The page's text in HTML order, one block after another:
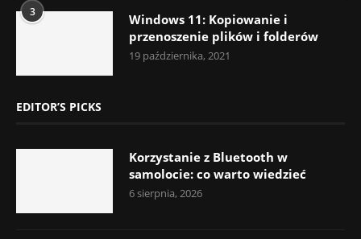
3
Windows 11: Kopiowanie i
przenoszenie plików i folderów
19 października, 2021
EDITOR’S PICKS
Korzystanie z Bluetooth w
samolocie: co warto wiedzieć
6 sierpnia, 2026